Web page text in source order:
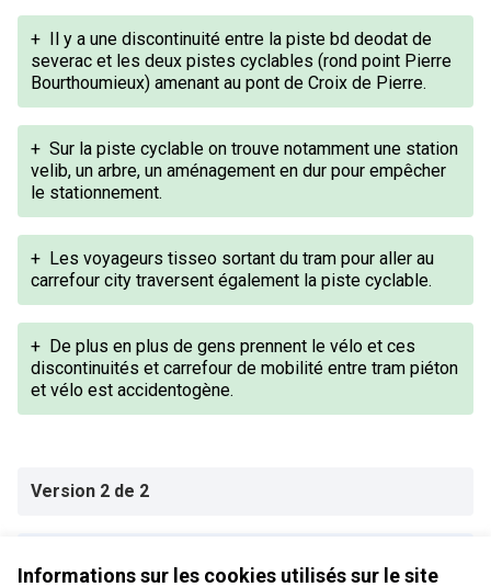
Informations sur les cookies utilisés sur le site
+ Il y a une discontinuité entre la piste bd deodat de
severac et les deux pistes cyclables (rond point Pierre
Bourthoumieux) amenant au pont de Croix de Pierre.
+ Sur la piste cyclable on trouve notamment une station
velib, un arbre, un aménagement en dur pour empêcher
le stationnement.
+ Les voyageurs tisseo sortant du tram pour aller au
carrefour city traversent également la piste cyclable.
+ De plus en plus de gens prennent le vélo et ces
discontinuités et carrefour de mobilité entre tram piéton
et vélo est accidentogène.
Version 2 de 2